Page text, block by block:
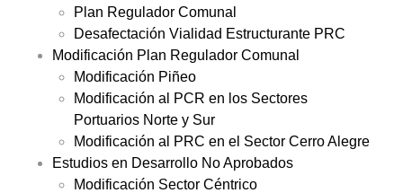
Plan Regulador Comunal
Desafectación Vialidad Estructurante PRC
Modificación Plan Regulador Comunal
Modificación Piñeo
Modificación al PCR en los Sectores
Portuarios Norte y Sur
Modificación al PRC en el Sector Cerro Alegre
Estudios en Desarrollo No Aprobados
Modificación Sector Céntrico